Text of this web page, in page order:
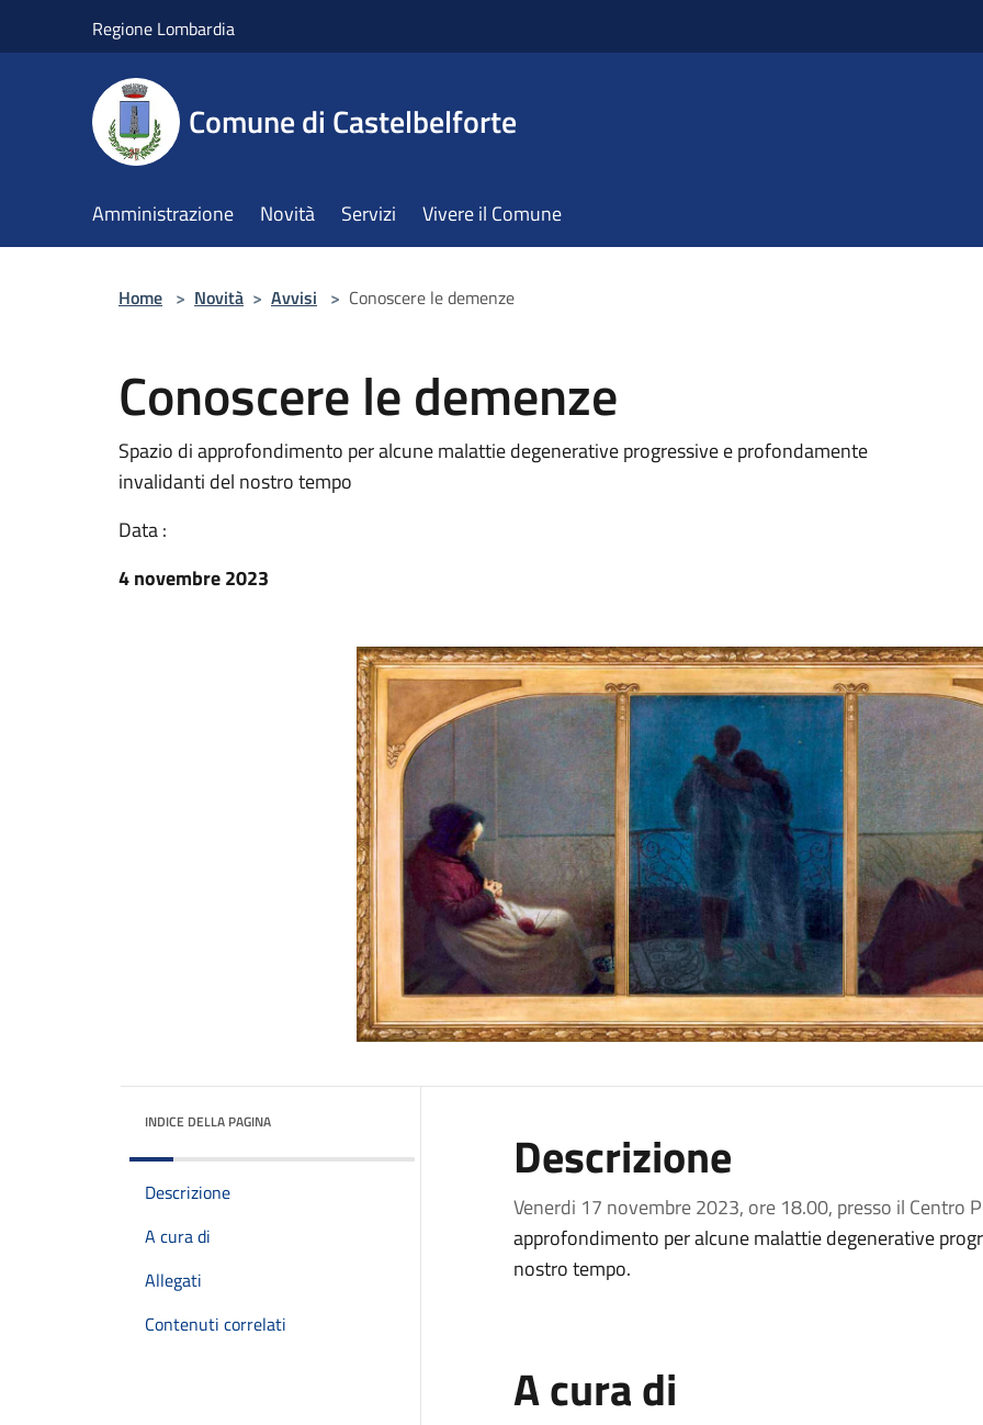
Regione Lombardia
Comune di Castelbelforte
Amministrazione Novità Servizi Vivere il Comune
Home > Novità > Avvisi > Conoscere le demenze
Conoscere le demenze
Spazio di approfondimento per alcune malattie degenerative progressive e profondamente
invalidanti del nostro tempo
Data :
4 novembre 2023
INDICE DELLA PAGINA
Descrizione
A cura di
Allegati
Contenuti correlati
Descrizione
Venerdi 17 novembre 2023, ore 18.00, presso il Centro
approfondimento per alcune malattie degenerative
nostro tempo.
A cura di